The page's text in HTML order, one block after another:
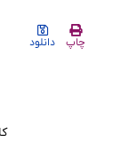
چاپ دانلود